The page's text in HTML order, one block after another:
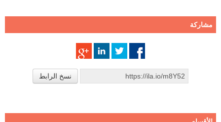
مشاركة
نسخ الرابط